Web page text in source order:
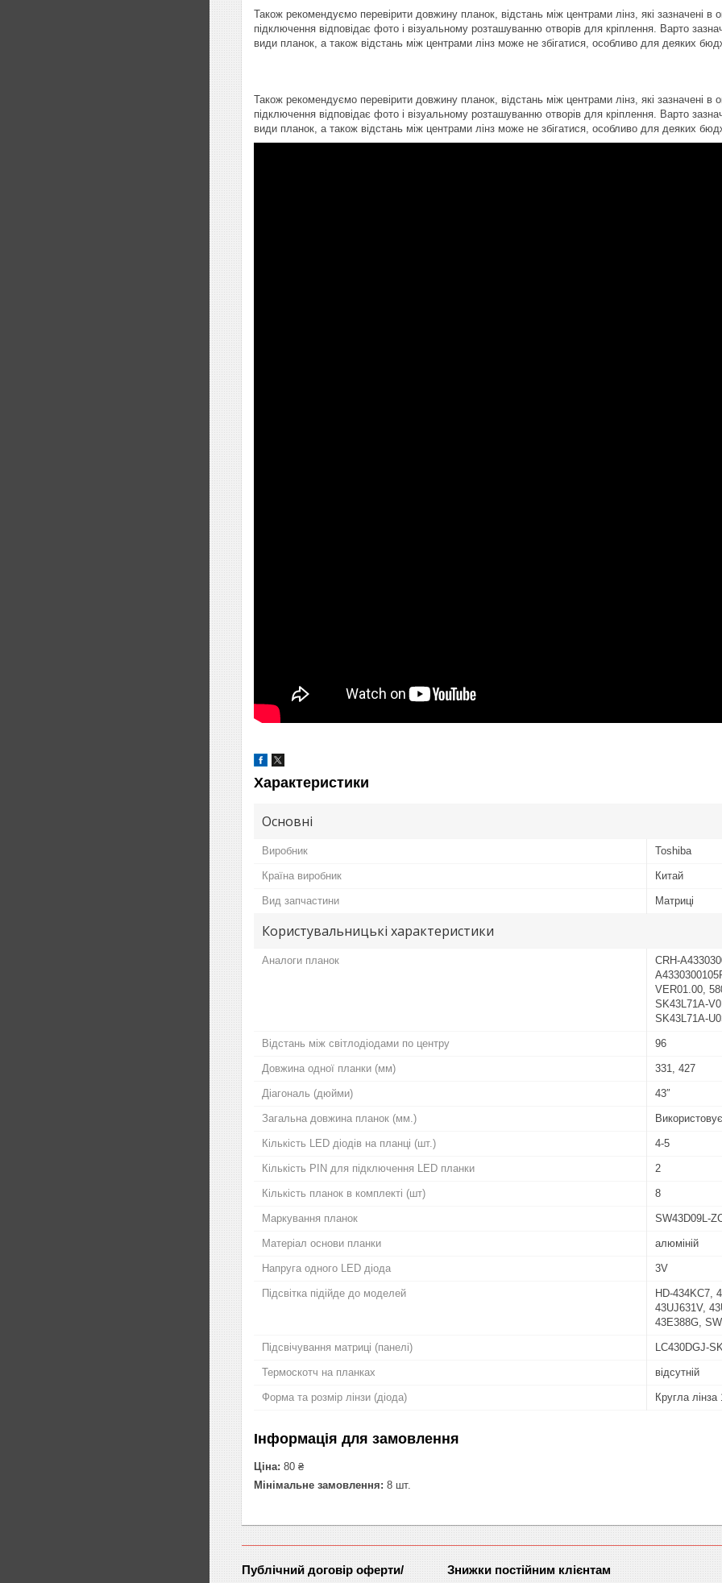
Також рекомендуємо перевірити довжину планок, відстань між центрами лінз, які зазначені
підключення відповідає фото і візуальному розташуванню отворів для кріплення. Варто
види планок, а також відстань між центрами лінз може не збігатися, особливо для деяких
Також рекомендуємо перевірити довжину планок, відстань між центрами лінз, які зазначені
підключення відповідає фото і візуальному розташуванню отворів для кріплення. Варто
види планок, а також відстань між центрами лінз може не збігатися, особливо для деяких
Характеристики
Основні
Виробник Toshiba
Країна виробник Китай
Вид запчастини Матриці
Користувальницькі характеристики
Аналоги планок
CRH-
VER01.00,
SK43L71A-
SK43L71A-
Відстань між світлодіодами по центру 96
Довжина одної планки (мм) 331, 427
Діагональ (дюйми) 43″
Загальна довжина планок (мм.)
Кількість LED діодів на планці (шт.) 4-5
Кількість PIN для підключення LED планки 2
Кількість планок в комплекті (шт) 8
Маркування планок SW43D09L-
Матеріал основи планки алюміній
Напруга одного LED діода 3V
Підсвітка підійде до моделей
HD-434KC7,
43UJ631V,
43E388G,
Підсвічування матриці (панелі) LC430DGJ-
Термоскотч на планках відсутній
Форма та розмір лінзи (діода) Кругла
Інформація для замовлення
Ціна: 80 ₴
Мінімальне замовлення: 8 шт.
Публічний договір оферти/
Знижки постійним клієнтам